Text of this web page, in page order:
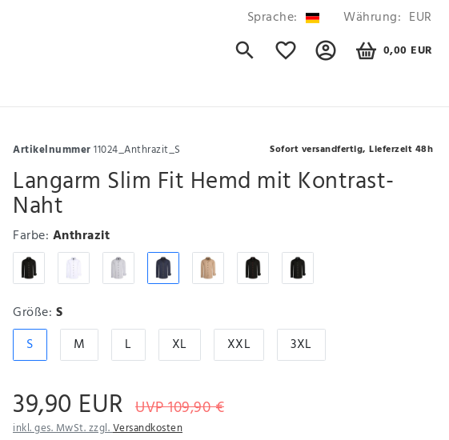
Sprache: Währung: EUR
0,00 EUR
Artikelnummer11024_Anthrazit_S Sofort versandfertig, Lieferzeit 48h
Langarm Slim Fit Hemd mit Kontrast-
Naht
Farbe: Anthrazit
Größe: S
S
M L XL XXL 3XL
39,90 EUR UVP 109,90 €
inkl. ges. MwSt. zzgl.Versandkosten